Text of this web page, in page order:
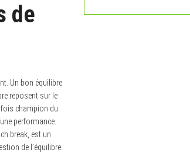
de
Un bon équilibre
reposent sur le
fois champion du
performance.
break, est un
de l’équilibre.